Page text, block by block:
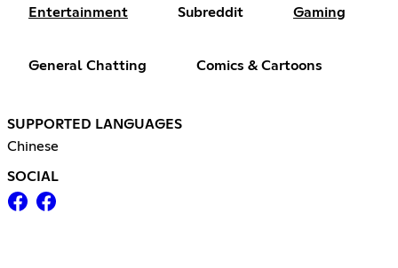
Entertainment Subreddit Gaming
General Chatting Comics & Cartoons
SUPPORTED LANGUAGES
Chinese
SOCIAL